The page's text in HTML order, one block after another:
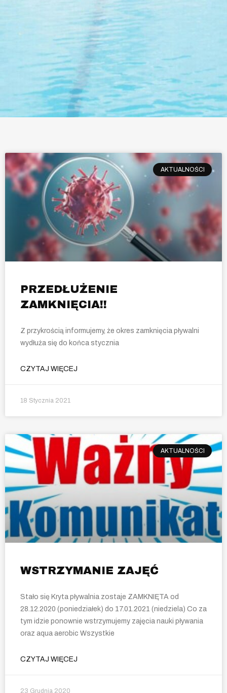
AKTUALNOŚCI
PRZEDŁUŻENIE
ZAMKNIĘCIA!!
Z przykrością informujemy, że okres zamknięcia pływalni
wydłuża się do końca stycznia
CZYTAJ WIĘCEJ
18 Stycznia 2021
AKTUALNOŚCI
WSTRZYMANIE ZAJĘĆ
Stało się Kryta pływalnia zostaje ZAMKNIĘTA od
28.12.2020 (poniedziałek) do 17.01.2021 (niedziela) Co za
tym idzie ponownie wstrzymujemy zajęcia nauki pływania
oraz aqua aerobic Wszystkie
CZYTAJ WIĘCEJ
23 Grudnia 2020